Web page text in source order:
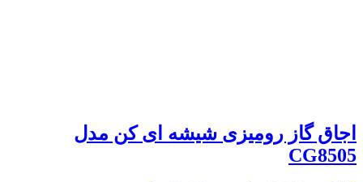
اجاق گاز رومیزی شیشه ای کن مدل
CG8505